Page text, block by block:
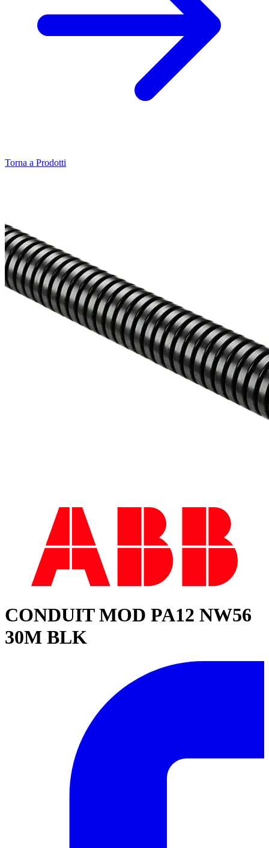
Torna a Prodotti
CONDUIT MOD PA12 NW56
30M BLK